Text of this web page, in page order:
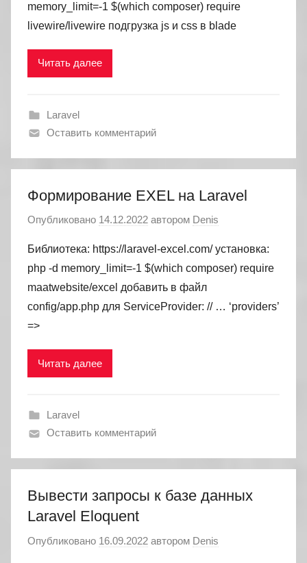
memory_limit=-1 $(which composer) require
livewire/livewire подгрузка js и css в blade
Читать далее
Laravel
Оставить комментарий
Формирование EXEL на Laravel
Опубликовано 14.12.2022 автором Denis
Библиотека: https://laravel-excel.com/ установка:
php -d memory_limit=-1 $(which composer) require
maatwebsite/excel добавить в файл
config/app.php для ServiceProvider: // … ‘providers’
=>
Читать далее
Laravel
Оставить комментарий
Вывести запросы к базе данных
Laravel Eloquent
Опубликовано 16.09.2022 автором Denis